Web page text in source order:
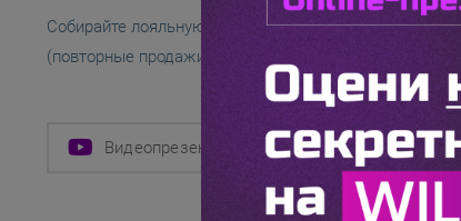
Собирайте лояльную клиентскую базу,
(повторные продажи) и репутацией (отзывы, оценки,
Видеопрезентация Подключиться к